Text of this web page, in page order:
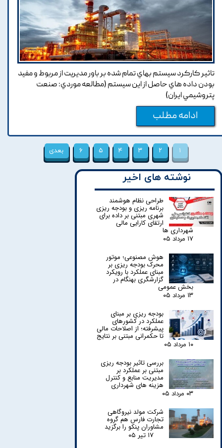
تاثير کارکرد سيستم بهاي تمام شده بر باور مديريت از مربوط و مفيد
بودن داده هاي حاصل از اين سيستم (مطالعه موردي: صنعت
پتروشيمي ايران)
ادامه مطلب
۱ ۲ ۳ ۴ ۵ ۶ بعدی
نوشته های اخیر
طراحی نظام هوشمند
برنامه ریزی و بودجه ریزی
شهری مبتنی بر داده برای
ارتقای کارایی مالی
شهرداری ها
۱۷ مرداد ۰۵
هوش مصنوعی؛ موتور
محرک بودجه ریزی بر
مبنای عملکرد با رویکرد
گزارشگری بهنگام در
بخش عمومی
۱۳ مرداد ۰۵
بودجه ریزی بر مبنای
عملکرد در کشورهای
پیشرفته؛ از اصلاحات مالی
تا حکمرانی مبتنی بر نتایج
۱۰ مرداد ۰۵
بررسی تاثیر بودجه ریزی
مبتنی بر عملکرد بر
مدیریت منابع و کنترل
هزینه های شهرداری
۰۳ مرداد ۰۵
شرکت مولد نیروگاهی
تجارت فارس هم گروه
مشاوران پنکو را برگزید
۱۷ تیر ۰۵